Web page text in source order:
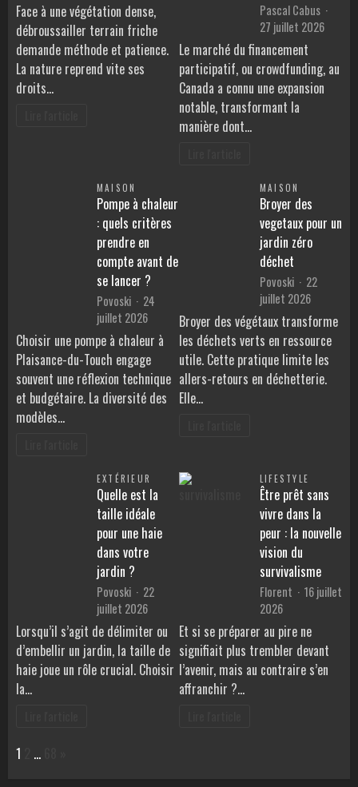
Face à une végétation dense,
débroussailler terrain friche
demande méthode et patience.
La nature reprend vite ses
droits…
Pascal Cabus
27 juillet 2026
Le marché du financement
participatif, ou crowdfunding, au
Canada a connu une expansion
notable, transformant la
manière dont…
MAISON
Pompe à chaleur
: quels critères
prendre en
compte avant de
se lancer ?
Povoski
24
juillet 2026
Choisir une pompe à chaleur à
Plaisance-du-Touch engage
souvent une réflexion technique
et budgétaire. La diversité des
modèles…
MAISON
Broyer des
vegetaux pour un
jardin zéro
déchet
Povoski
22
juillet 2026
Broyer des végétaux transforme
les déchets verts en ressource
utile. Cette pratique limite les
allers-retours en déchetterie.
Elle…
EXTÉRIEUR
Quelle est la
taille idéale
pour une haie
dans votre
jardin ?
Povoski
22
juillet 2026
Lorsqu’il s’agit de délimiter ou
d’embellir un jardin, la taille de
haie joue un rôle crucial. Choisir
la…
LIFESTYLE
Être prêt sans
vivre dans la
peur : la nouvelle
vision du
survivalisme
Florent
16 juillet
2026
Et si se préparer au pire ne
signifiait plus trembler devant
l’avenir, mais au contraire s’en
affranchir ?…
Page:
1 …